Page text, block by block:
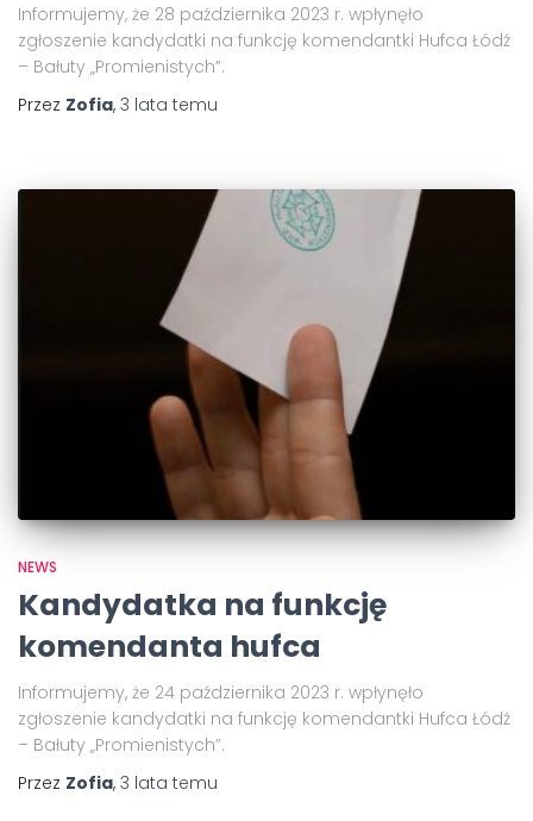
Informujemy, że 28 października 2023 r. wpłynęło
zgłoszenie kandydatki na funkcję komendantki Hufca Łódź
– Bałuty „Promienistych”.
Przez Zofia, 3 lata temu
NEWS
Kandydatka na funkcję
komendanta hufca
Informujemy, że 24 października 2023 r. wpłynęło
zgłoszenie kandydatki na funkcję komendantki Hufca Łódź
– Bałuty „Promienistych”.
Przez Zofia, 3 lata temu